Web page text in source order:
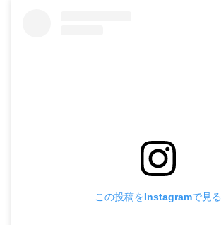
この投稿をInstagramで見る